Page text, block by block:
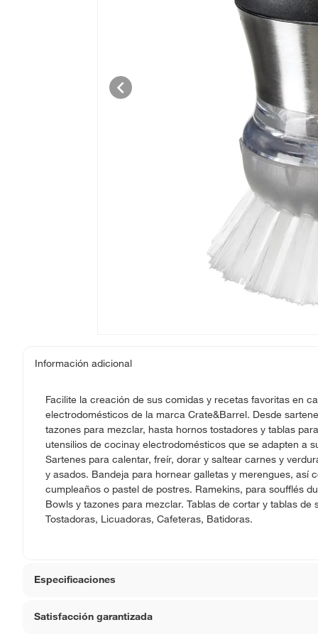
Información adicional
Facilite la creación de sus comidas y recetas favoritas en
electrodomésticos de la marca Crate&Barrel. Desde
tazones para mezclar, hasta hornos tostadores y tablas
utensilios de cocinay electrodomésticos que se adapten a
Sartenes para calentar, freír, dorar y saltear carnes y
y asados. Bandeja para hornear galletas y merengues, así
cumpleaños o pastel de postres. Ramekins, para soufflés
Bowls y tazones para mezclar. Tablas de cortar y tablas
Tostadoras, Licuadoras, Cafeteras, Batidoras.
Especificaciones
Modelo
Satisfacción garantizada